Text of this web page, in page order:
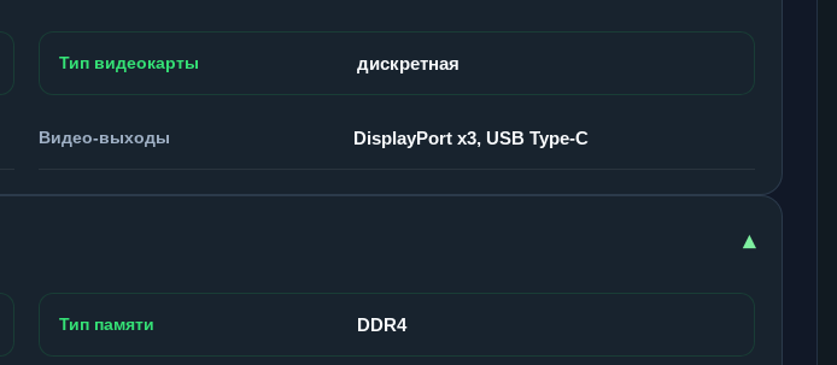
Тип видеокарты дискретная
Видео-выходы DisplayPort x3, USB Type-C
▾
Тип памяти DDR4